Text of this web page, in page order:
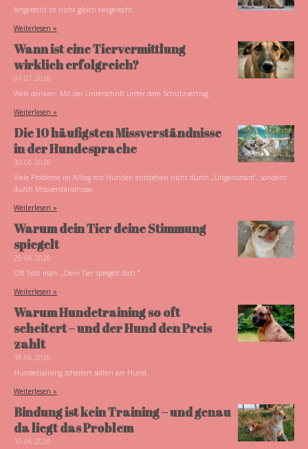
Artgerecht ist nicht gleich tiergerecht
Weiterlesen »
Wann ist eine Tiervermittlung
wirklich erfolgreich?
01.07.2026
Viele denken: Mit der Unterschrift unter dem Schutzvertrag.
Weiterlesen »
Die 10 häufigsten Missverständnisse
in der Hundesprache
30.06.2026
Viele Probleme im Alltag mit Hunden entstehen nicht durch „Ungehorsam“, sondern
durch Missverständnisse.
Weiterlesen »
Warum dein Tier deine Stimmung
spiegelt
25.06.2026
Oft hört man: „Dein Tier spiegelt dich.“
Weiterlesen »
Warum Hundetraining so oft
scheitert – und der Hund den Preis
zahlt
18.06.2026
Hundetraining scheitert selten am Hund.
Weiterlesen »
Bindung ist kein Training – und genau
da liegt das Problem
10.06.2026